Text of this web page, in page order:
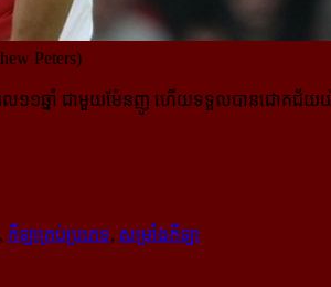
Peters)
ល១១ឆ្នាំ ជាមួយម៉ែនញូ ហើយទទួលបាន​ជោគជ័យ
, កីឡាគ្រប់ប្រភេទ, សម្រាំងកីឡា